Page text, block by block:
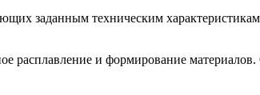
заданным техническим
расплавление и формирование материалов.